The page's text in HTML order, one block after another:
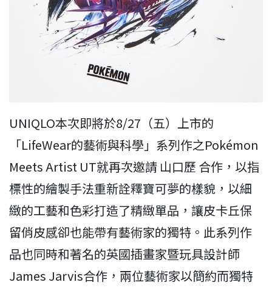
UNIQLO本次即將於8/27（五）上市的
「LifeWear的藝術與科學」系列作之Pokémon
Meets Artist UT就再次邀請 山口歷 合作，以指
標性的繪製手法重新詮釋寶可夢的樣貌，以細
緻的工藝和色彩打造了精緻單品，讓皮卡丘保
留俏皮感卻也能帶有藝術家的獨特。此系列作
品也同時和著名的英國插畫家暨玩具設計師
James Jarvis合作，兩位藝術家以簡約而獨特